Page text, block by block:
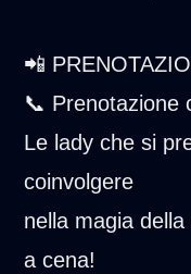
📲
📞 Prenotazione
Le lady che si
coinvolgere
nella magia
a cena!